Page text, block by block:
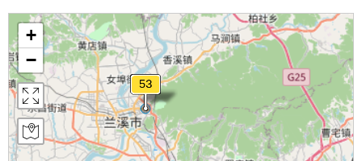
+
−